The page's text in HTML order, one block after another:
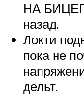
НА
назад.
Локти
пока не
дельт.